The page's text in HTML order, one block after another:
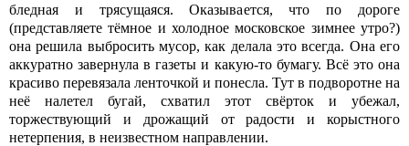
бледная и трясущаяся. Оказывается, что по дороге
(представляете тёмное и холодное московское зимнее утро?)
она решила выбросить мусор, как делала это всегда. Она его
аккуратно завернула в газеты и какую-то бумагу. Всё это она
красиво перевязала ленточкой и понесла. Тут в подворотне на
неё налетел бугай, схватил этот свёрток и убежал,
торжествующий и дрожащий от радости и корыстного
нетерпения, в неизвестном направлении.